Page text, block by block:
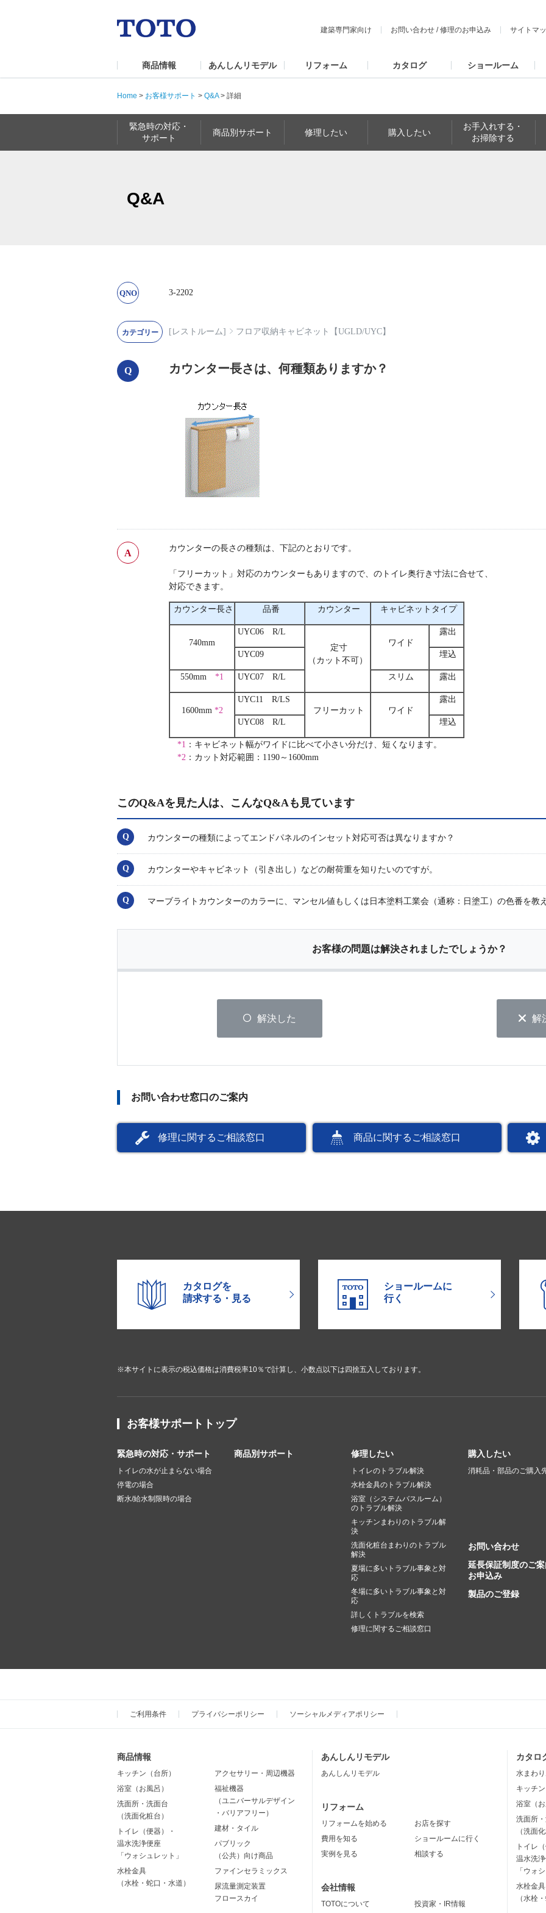
建築専門家向け お問い合わせ /修理のお申込み サイトマ
商品情報 あんしんリモデル リフォーム カタログ ショールーム
Home > お客様サポート > Q&A> 詳細
緊急時の対応・
サポート
商品別サポート 修理したい 購入したい
お手入れする・
お掃除する
Q&A
3-2202
[レストルーム] フロア収納キャビネット【UGLD/UYC】
カウンター長さは、何種類ありますか？
カウンターの長さの種類は、下記のとおりです。
「フリーカット」対応のカウンターもありますので、のトイレ奥行き寸法に合せて、
対応できます。
カウンター長さ 品番 カウンター キャビネットタイプ
740mm
UYC06 R/L
定寸
（カット不可）
ワイド
露出
UYC09 埋込
550mm *1 UYC07 R/L スリム 露出
1600mm *2
UYC11 R/LS
フリーカット
ワイド
露出
UYC08 R/L 埋込
*1 ：キャビネット幅がワイドに比べて小さい分だけ、短くなります。
*2 ：カット対応範囲：1190～1600mm
このQ&Aを見た人は、こんなQ&Aも見ています
カウンターの種類によってエンドパネルのインセット対応可否は異なりますか？
カウンターやキャビネット（引き出し）などの耐荷重を知りたいのですが。
マーブライトカウンターのカラーに、マンセル値もしくは日本塗料工業会（通称：日塗工）の色番を教
お客様の問題は解決されましたでしょうか？
解決した 解
お問い合わせ窓口のご案内
修理に関するご相談窓口 商品に関するご相談窓口
カタログを
請求する・見る
ショールームに
行く
※本サイトに表示の税込価格は消費税率10％で計算し、小数点以下は四捨五入しております。
お客様サポートトップ
緊急時の対応・サポート
トイレの水が止まらない場合
停電の場合
断水/給水制限時の場合
商品別サポート 修理したい
トイレのトラブル解決
水栓金具のトラブル解決
浴室（システムバスルーム）
のトラブル解決
キッチンまわりのトラブル解
決
洗面化粧台まわりのトラブル
解決
夏場に多いトラブル事象と対
応
冬場に多いトラブル事象と対
応
詳しくトラブルを検索
修理に関するご相談窓口
購入したい
消耗品・部品のご購入
お問い合わせ
延長保証制度のご案
お申込み
製品のご登録
ご利用条件 プライバシーポリシー ソーシャルメディアポリシー
商品情報
キッチン（台所）
浴室（お風呂）
洗面所・洗面台
（洗面化粧台）
トイレ（便器）・
温水洗浄便座
「ウォシュレット」
水栓金具
（水栓・蛇口・水道）
アクセサリー・周辺機器
福祉機器
（ユニバーサルデザイン
・バリアフリー）
建材・タイル
パブリック
（公共）向け商品
ファインセラミックス
尿流量測定装置
フロースカイ
あんしんリモデル
あんしんリモデル
リフォーム
リフォームを始める
費用を知る
実例を見る
お店を探す
ショールームに行く
相談する
会社情報
TOTOについて 投資家・IR情報
カタロ
水まわ
キッチン
浴室（お
洗面所
（洗面
トイレ
温水洗
「ウォ
水栓金具
（水栓